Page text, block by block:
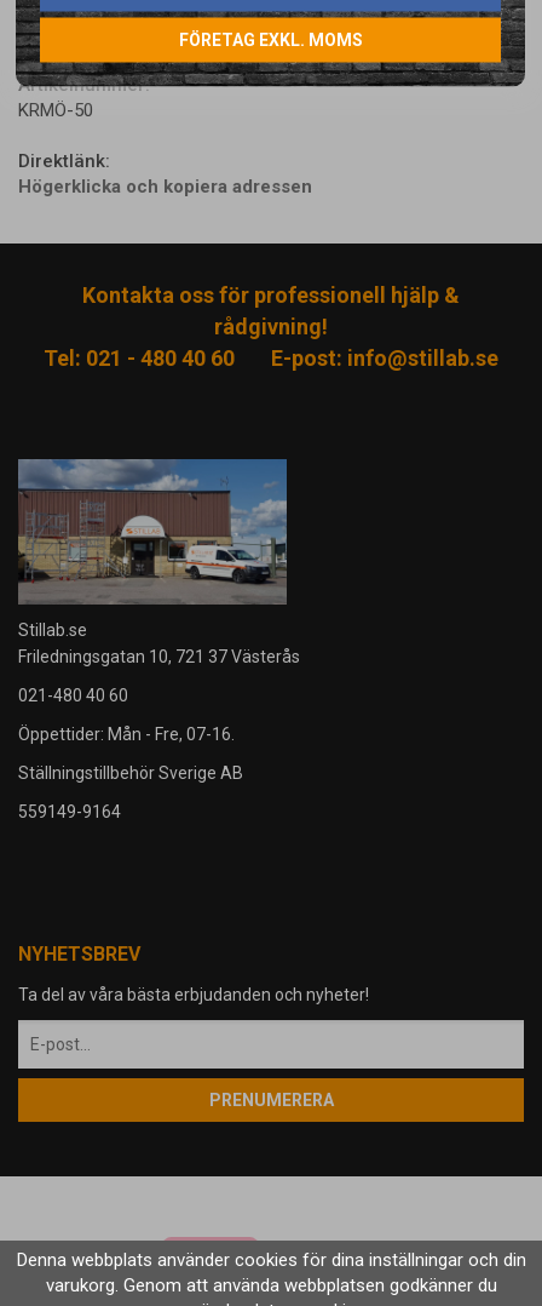
FÖRETAG EXKL. MOMS
Artikelnummer:
KRMÖ-50
Direktlänk:
Högerklicka och kopiera adressen
Kontakta oss för professionell hjälp &
rådgivning!
Tel: 021 - 480 40 60
E-post: info@stillab.se
Stillab.se
Friledningsgatan 10, 721 37 Västerås
021-480 40 60
Öppettider: Mån - Fre, 07-16.
Ställningstillbehör Sverige AB
559149-9164
NYHETSBREV
Ta del av våra bästa erbjudanden och nyheter!
PRENUMERERA
Denna webbplats använder cookies för dina inställningar och din
varukorg. Genom att använda webbplatsen godkänner du